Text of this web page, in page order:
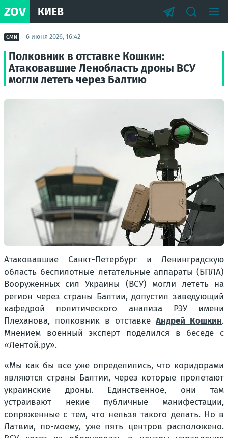
ZOV КИЕВ
СМИ 6 июня 2026, 16:42
Полковник в отставке Кошкин:
Атаковавшие Ленобласть дроны ВСУ
могли лететь через Балтию
Атаковавшие Санкт-Петербург и Ленинградскую
область беспилотные летательные аппараты (БПЛА)
Вооруженных сил Украины (ВСУ) могли лететь на
регион через страны Балтии, допустил заведующий
кафедрой политического анализа РЭУ имени
Плеханова, полковник в отставке Андрей Кошкин.
Мнением военный эксперт поделился в беседе с
«Лентой.ру».
«Мы как бы все уже определились, что коридорами
являются страны Балтии, через которые пролетают
украинские дроны. Единственное, они там
устраивают некие публичные манифестации,
сопряженные с тем, что нельзя такого делать. Но в
Латвии, по-моему, уже пять центров расположено.